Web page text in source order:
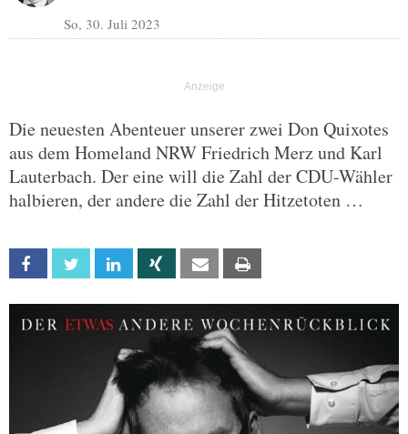
So, 30. Juli 2023
Die neuesten Abenteuer unserer zwei Don Quixotes
aus dem Homeland NRW Friedrich Merz und Karl
Lauterbach. Der eine will die Zahl der CDU-Wähler
halbieren, der andere die Zahl der Hitzetoten …
Facebook Twitter Linkedin Xing Email